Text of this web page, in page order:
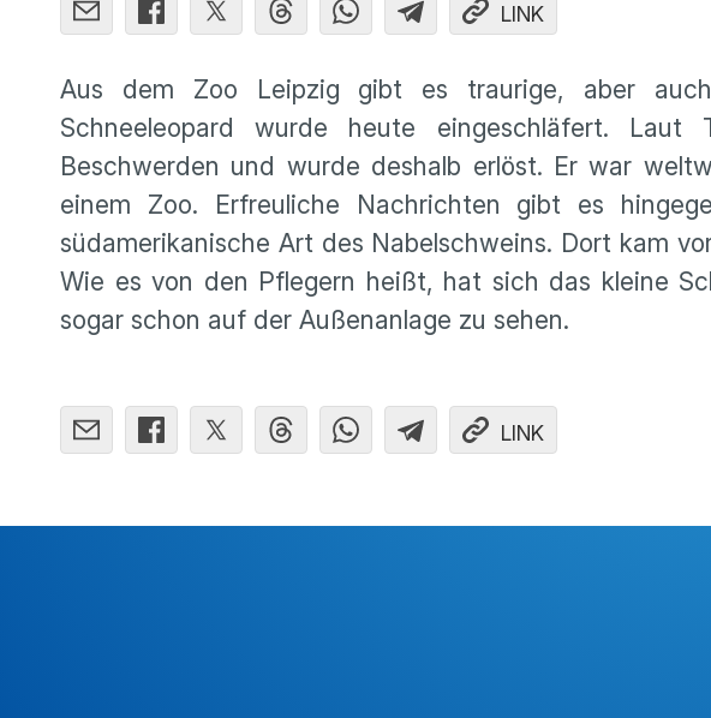
LINK
Aus dem Zoo Leipzig gibt es traurige, aber
Schneeleopard wurde heute eingeschläfert.
Beschwerden und wurde deshalb erlöst. Er war
einem Zoo. Erfreuliche Nachrichten gibt es
südamerikanische Art des Nabelschweins. Dort kam
Wie es von den Pflegern heißt, hat sich das kleine
sogar schon auf der Außenanlage zu sehen.
LINK